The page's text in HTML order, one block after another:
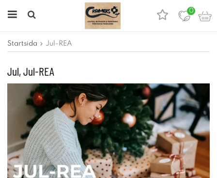
0
Startsida Jul-REA
Jul, Jul-REA